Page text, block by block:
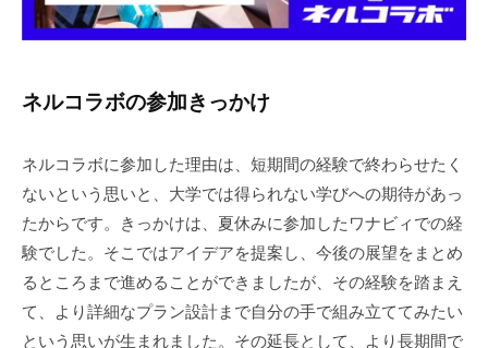
ネルコラボの参加きっかけ
ネルコラボに参加した理由は、短期間の経験で終わらせたく
ないという思いと、大学では得られない学びへの期待があっ
たからです。きっかけは、夏休みに参加したワナビィでの経
験でした。そこではアイデアを提案し、今後の展望をまとめ
るところまで進めることができましたが、その経験を踏まえ
て、より詳細なプラン設計まで自分の手で組み立ててみたい
という思いが生まれました。その延長として、より長期間で